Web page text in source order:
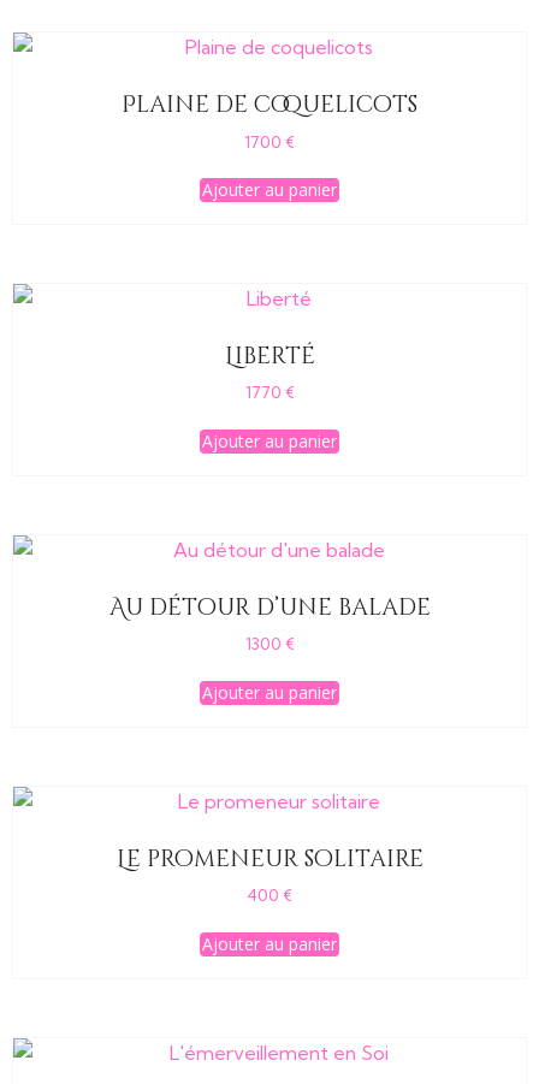
Plaine de coquelicots
1700 €
Ajouter au panier
Liberté
1770 €
Ajouter au panier
Au détour d’une balade
1300 €
Ajouter au panier
Le promeneur solitaire
400 €
Ajouter au panier